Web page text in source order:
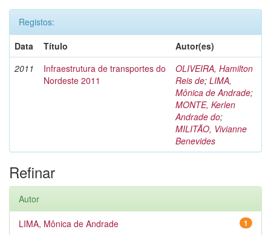
Registos:
Data
Título
Autor(es)
2011
Infraestrutura de transportes do
Nordeste 2011
OLIVEIRA, Hamilton
Reis de; LIMA,
Mônica de Andrade;
MONTE, Kerlen
Andrade do;
MILITÃO, Vivianne
Benevides
Refinar
Autor
1
LIMA, Mônica de Andrade